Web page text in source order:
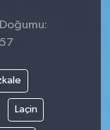
Laçin